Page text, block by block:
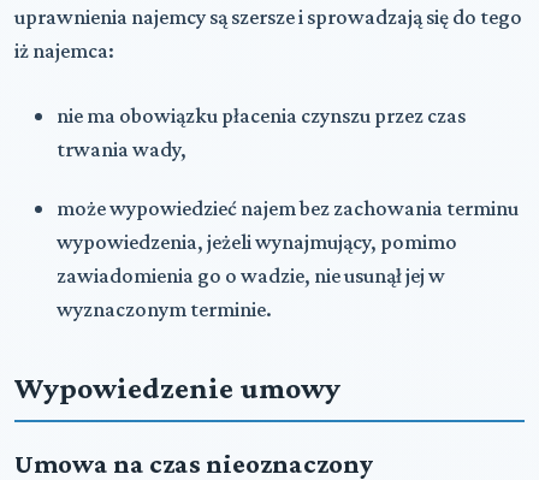
uprawnienia najemcy są szersze i sprowadzają się do tego
iż najemca:
nie ma obowiązku płacenia czynszu przez czas
trwania wady,
może wypowiedzieć najem bez zachowania terminu
wypowiedzenia, jeżeli wynajmujący, pomimo
zawiadomienia go o wadzie, nie usunął jej w
wyznaczonym terminie.
Wypowiedzenie umowy
Umowa na czas nieoznaczony